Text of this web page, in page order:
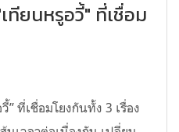
ทียนหรูอวี้" ที่เชื่อม
” ที่เชื่อมโยงกันทั้ง 3 เรื่อง